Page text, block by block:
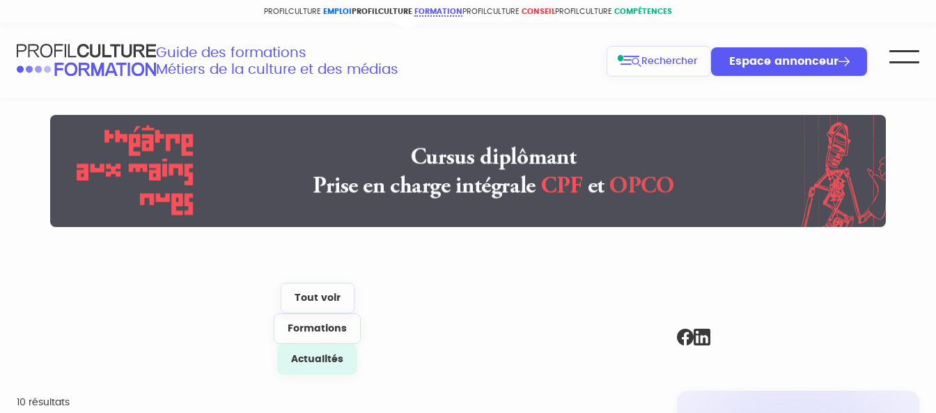
PROFILCULTURE EMPLOI PROFILCULTURE FORMATION PROFILCULTURE CONSEIL PROFILCULTURE COMPÉTENCES
Guide des formations
Métiers de la culture et des médias
Rechercher Espace annonceur
Tout voir
Formations
Actualités
10 résultats